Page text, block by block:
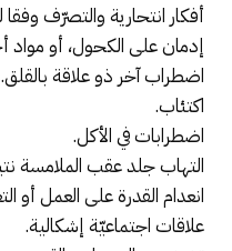
أفكار انتحارية والتصرّف وفقا
إدمان على الكحول، أو مواد
اضطراب آخر ذو علاقة بالقلق.
اكتئاب.
اضطرابات في الأكل.
التهاب جلد عقب الملامسة
انعدام القدرة على العمل أو
علاقات اجتماعيّة إشكالية.